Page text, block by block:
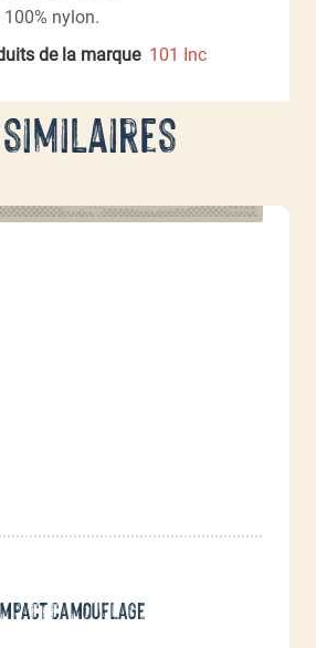
nylon.
de la marque 101 Inc
camouflage